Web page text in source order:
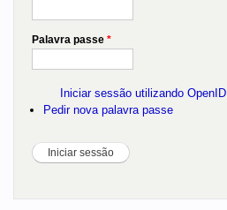
Palavra passe *
Iniciar sessão utilizando OpenID
Pedir nova palavra passe